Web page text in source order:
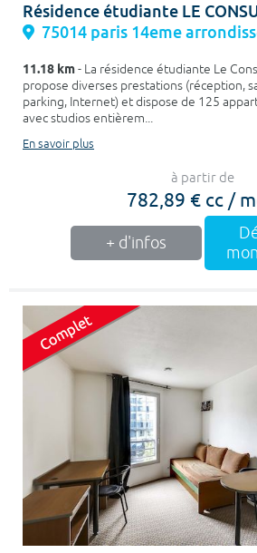
Résidence étudiante LE
75014 paris 14eme
11.18 km- La résidence étudiante Le
propose diverses prestations (réception,
parking, Internet) et dispose de 125
avec studios entièrem...
En savoir plus
à partir de
782,89 € cc /
+ d'infos